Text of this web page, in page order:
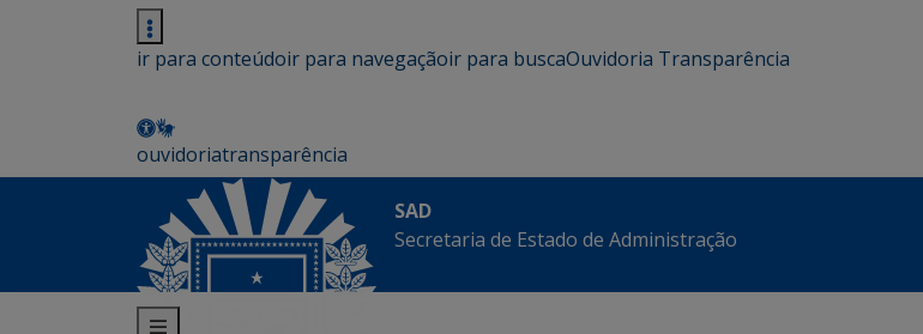
ir para conteúdoir para navegaçãoir para buscaOuvidoria Transparência
ouvidoriatransparência
SAD
Secretaria de Estado de Administração